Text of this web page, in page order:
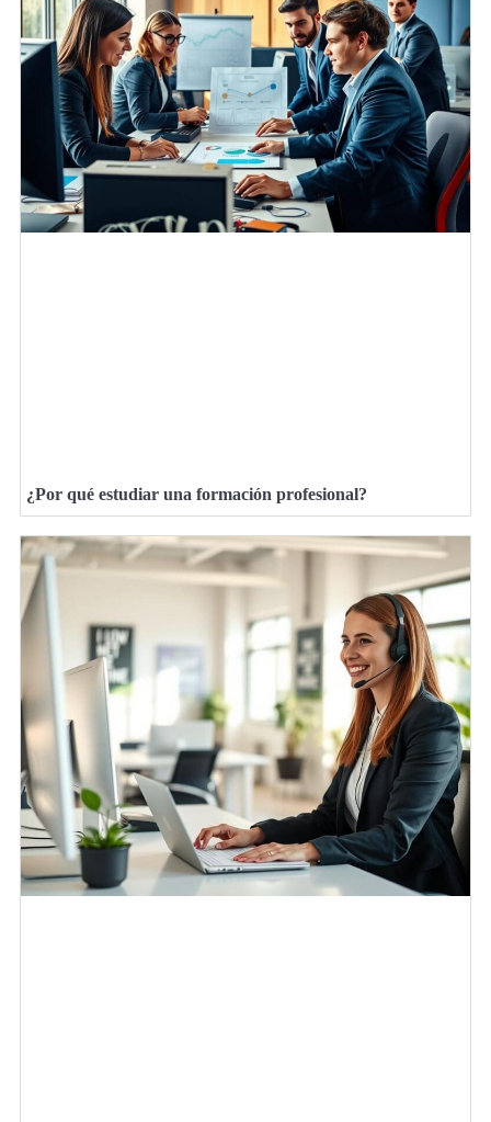
¿Por qué estudiar una formación profesional?